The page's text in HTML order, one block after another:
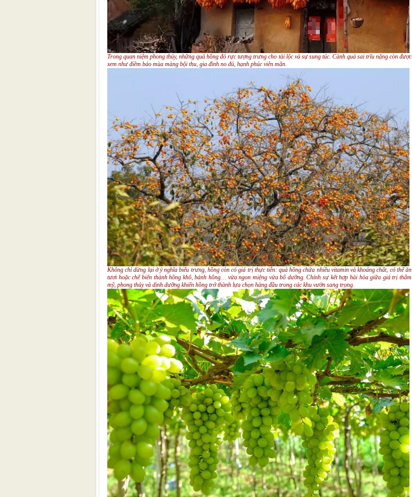
Trong quan niệm phong thủy, những quả hồng đỏ rực tượng trưng cho tài lộc và sự sung túc. Cành quả sai trĩu nặng còn được
xem như điềm báo mùa màng bội thu, gia đình no đủ, hạnh phúc viên mãn.
Không chỉ dừng lại ở ý nghĩa biểu trưng, hồng còn có giá trị thực tiễn: quả hồng chứa nhiều vitamin và khoáng chất, có thể ăn
tươi hoặc chế biến thành hồng khô, bánh hồng… vừa ngon miệng vừa bổ dưỡng. Chính sự kết hợp hài hòa giữa giá trị thẩm
mỹ, phong thủy và dinh dưỡng khiến hồng trở thành lựa chọn hàng đầu trong các khu vườn sang trọng.